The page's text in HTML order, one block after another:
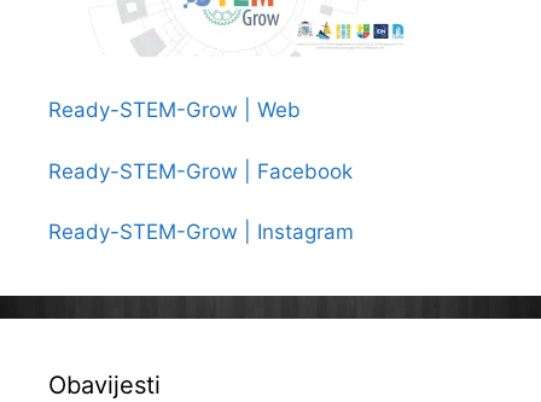
Ready-STEM-Grow | Web
Ready-STEM-Grow | Facebook
Ready-STEM-Grow | Instagram
Obavijesti